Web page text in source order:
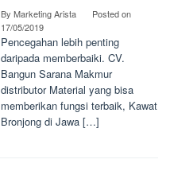
By Marketing Arista
Posted on
17/05/2019
Pencegahan lebih penting
daripada memberbaiki. CV.
Bangun Sarana Makmur
distributor Material yang bisa
memberikan fungsi terbaik, Kawat
Bronjong di Jawa […]